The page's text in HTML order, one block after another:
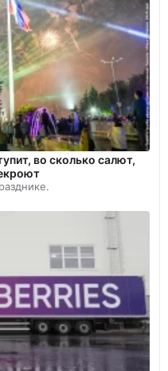
во сколько салют,